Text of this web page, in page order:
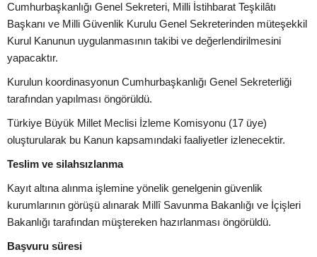
Cumhurbaşkanlığı Genel Sekreteri, Milli İstihbarat Teşkilâtı
Başkanı ve Milli Güvenlik Kurulu Genel Sekreterinden müteşekkil
Kurul Kanunun uygulanmasının takibi ve değerlendirilmesini
yapacaktır.
Kurulun koordinasyonun Cumhurbaşkanlığı Genel Sekreterliği
tarafından yapılması öngörüldü.
Türkiye Büyük Millet Meclisi İzleme Komisyonu (17 üye)
oluşturularak bu Kanun kapsamındaki faaliyetler izlenecektir.
Teslim ve silahsızlanma
Kayıt altına alınma işlemine yönelik genelgenin güvenlik
kurumlarının görüşü alınarak Millî Savunma Bakanlığı ve İçişleri
Bakanlığı tarafından müştereken hazırlanması öngörüldü.
Başvuru süresi